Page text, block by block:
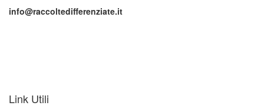
info@raccoltedifferenziate.it
Link Utili